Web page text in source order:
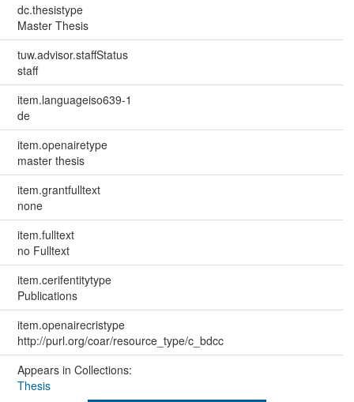
dc.thesistype
Master Thesis
tuw.advisor.staffStatus
staff
item.languageiso639-1
de
item.openairetype
master thesis
item.grantfulltext
none
item.fulltext
no Fulltext
item.cerifentitytype
Publications
item.openairecristype
http://purl.org/coar/resource_type/c_bdcc
Appears in Collections:
Thesis